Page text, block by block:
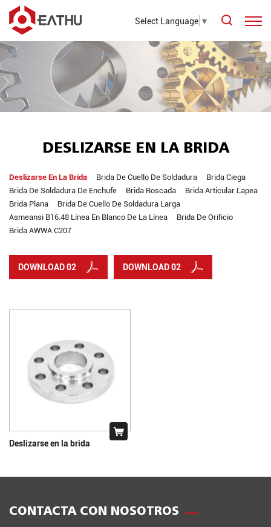
Select Language ▼
DESLIZARSE EN LA BRIDA
Deslizarse En La Brida Brida De Cuello De Soldadura
Brida Ciega
Brida De Soldadura De Enchufe
Brida Roscada
Brida Articular Lapea
Brida Plana
Brida De Cuello De Soldadura Larga
Asmeansi B16.48 Línea En Blanco De La Línea
Brida De Orificio
Brida AWWA C207
DOWNLOAD 02 DOWNLOAD 02
Deslizarse en la brida
CONTACTA CON NOSOTROS